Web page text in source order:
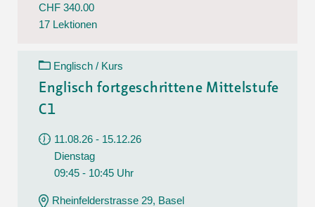
CHF 340.00
17 Lektionen
Englisch / Kurs
Englisch fortgeschrittene Mittelstufe
C1
11.08.26 - 15.12.26
Dienstag
09:45 - 10:45 Uhr
Rheinfelderstrasse 29, Basel